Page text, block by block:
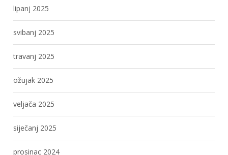
lipanj 2025
svibanj 2025
travanj 2025
ožujak 2025
veljača 2025
siječanj 2025
prosinac 2024